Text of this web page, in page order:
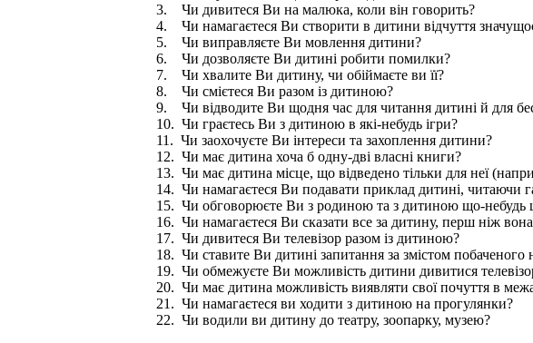
3. Чи дивитеся Ви на малюка, коли він говорить?
4. Чи намагаєтеся Ви створити в дитини відчуття
5. Чи виправляєте Ви мовлення дитини?
6. Чи дозволяєте Ви дитині робити помилки?
7. Чи хвалите Ви дитину, чи обіймаєте ви її?
8. Чи смієтеся Ви разом із дитиною?
9. Чи відводите Ви щодня час для читання дитині й для
10. Чи граєтесь Ви з дитиною в які-небудь ігри?
11. Чи заохочуєте Ви інтереси та захоплення дитини?
12. Чи має дитина хоча б одну-дві власні книги?
13. Чи має дитина місце, що відведено тільки для неї
14. Чи намагаєтеся Ви подавати приклад дитині, читаючи
15. Чи обговорюєте Ви з родиною та з дитиною що-небудь
16. Чи намагаєтеся Ви сказати все за дитину, перш ніж
17. Чи дивитеся Ви телевізор разом із дитиною?
18. Чи ставите Ви дитині запитання за змістом побаченого
19. Чи обмежуєте Ви можливість дитини дивитися
20. Чи має дитина можливість виявляти свої почуття в
21. Чи намагаєтеся ви ходити з дитиною на прогулянки?
22. Чи водили ви дитину до театру, зоопарку, музею?